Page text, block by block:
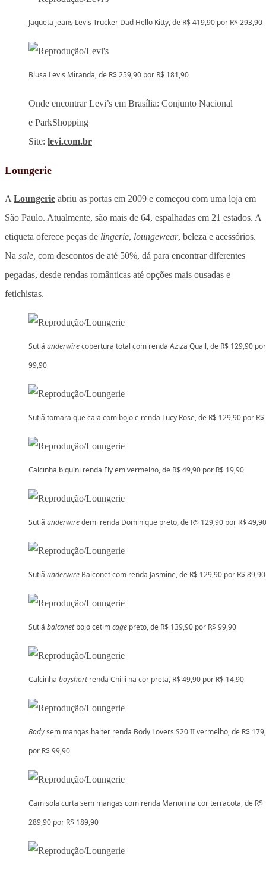
Jaqueta jeans Levis Trucker Dad Hello Kitty, de R$ 419,90 por R$ 293,90
Blusa Levis Miranda, de R$ 259,90 por R$ 181,90
Onde encontrar Levi’s em Brasília: Conjunto Nacional
e ParkShopping
Site: levi.com.br
Loungerie
A Loungerie abriu as portas em 2009 e começou com uma loja em
São Paulo. Atualmente, são mais de 64, espalhadas em 21 estados. A
etiqueta oferece peças de lingerie, loungewear, beleza e acessórios.
Na sale, com descontos de até 50%, dá para encontrar diferentes
pegadas, desde rendas românticas até opções mais ousadas e
fetichistas.
Sutiã underwirecobertura total com renda Aziza Quail, de R$ 129,90
99,90
Sutiã tomara que caia com bojo e renda Lucy Rose, de R$ 129,90 por
Calcinha biquíni renda Fly em vermelho, de R$ 49,90 por R$ 19,90
Sutiã underwiredemi renda Dominique preto, de R$ 129,90 por R$ 49,90
Sutiã underwire Balconet com renda Jasmine, de R$ 129,90 por R$ 89,90
Sutiã balconetbojo cetimcage preto, de R$ 139,90 por R$ 99,90
Calcinha boyshortrenda Chilli na cor preta, R$ 49,90 por R$ 14,90
Bodysem mangas halter renda Body Lovers S20 II vermelho, de R$
por R$ 99,90
Camisola curta sem mangas com renda Marion na cor terracota, de R$
289,90 por R$ 189,90